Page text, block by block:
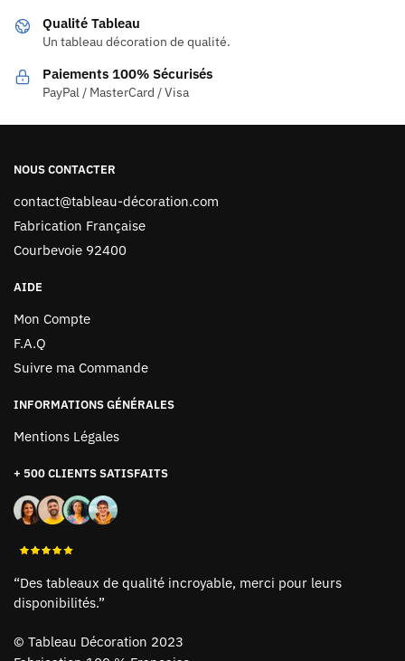
Qualité Tableau
Un tableau décoration de qualité.
Paiements 100% Sécurisés
PayPal / MasterCard / Visa
NOUS CONTACTER
contact@tableau-décoration.com
Fabrication Française
Courbevoie 92400
AIDE
Mon Compte
F.A.Q
Suivre ma Commande
INFORMATIONS GÉNÉRALES
Mentions Légales
+ 500 CLIENTS SATISFAITS
“Des tableaux de qualité incroyable, merci pour leurs
disponibilités.”
© Tableau Décoration 2023